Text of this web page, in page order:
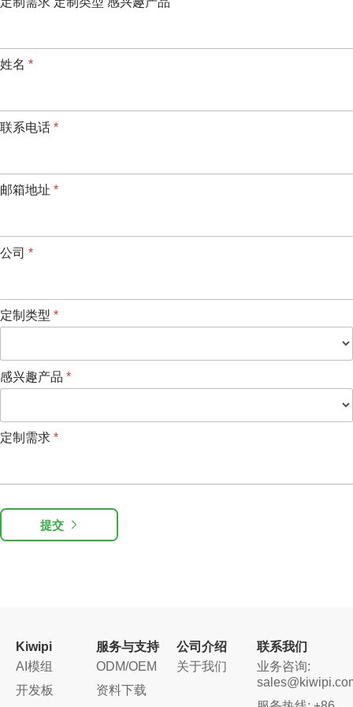
姓名 *
联系电话 *
邮箱地址 *
公司 *
定制类型 *
感兴趣产品 *
定制需求 *
提交
Kiwipi
AI模组
开发板
服务与支持
ODM/OEM
资料下载
公司介绍
关于我们
联系我们
业务咨询: